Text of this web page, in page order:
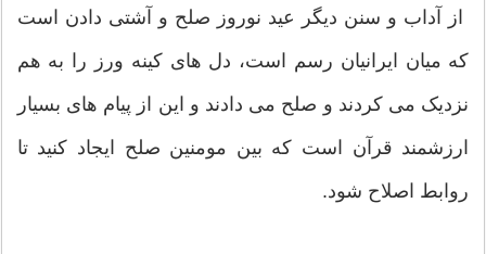
از آداب و سنن دیگر عید نوروز صلح و آشتی دادن است
که میان ایرانیان رسم است، دل های کینه ورز را به هم
نزدیک می کردند و صلح می دادند و این از پیام های بسیار
ارزشمند قرآن است که بین مومنین صلح ایجاد کنید تا
روابط اصلاح شود.